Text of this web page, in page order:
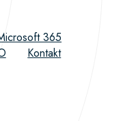
365
Kontakt